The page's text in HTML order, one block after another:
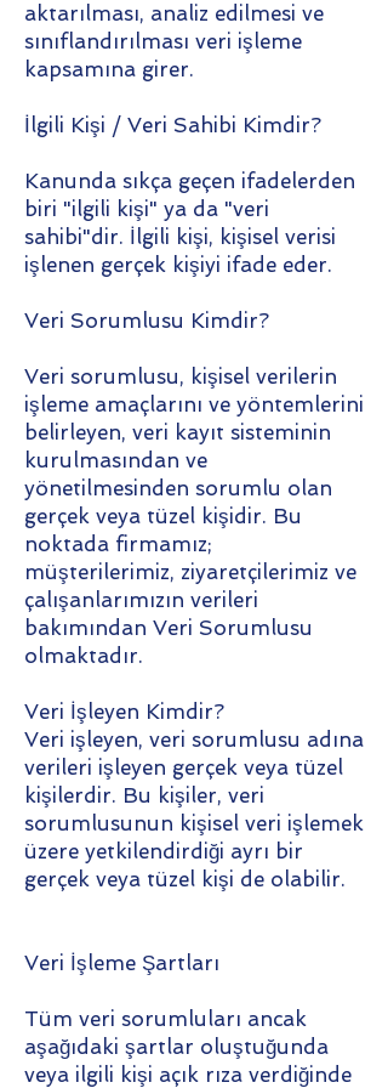
aktarılması, analiz edilmesi ve
sınıflandırılması veri işleme
kapsamına girer.
İlgili Kişi / Veri Sahibi Kimdir?
Kanunda sıkça geçen ifadelerden
biri "ilgili kişi" ya da "veri
sahibi"dir. İlgili kişi, kişisel verisi
işlenen gerçek kişiyi ifade eder.
Veri Sorumlusu Kimdir?
Veri sorumlusu, kişisel verilerin
işleme amaçlarını ve yöntemlerini
belirleyen, veri kayıt sisteminin
kurulmasından ve
yönetilmesinden sorumlu olan
gerçek veya tüzel kişidir. Bu
noktada firmamız;
müşterilerimiz, ziyaretçilerimiz ve
çalışanlarımızın verileri
bakımından Veri Sorumlusu
olmaktadır.
Veri İşleyen Kimdir?
Veri işleyen, veri sorumlusu adına
verileri işleyen gerçek veya tüzel
kişilerdir. Bu kişiler, veri
sorumlusunun kişisel veri işlemek
üzere yetkilendirdiği ayrı bir
gerçek veya tüzel kişi de olabilir.
Veri İşleme Şartları
Tüm veri sorumluları ancak
aşağıdaki şartlar oluştuğunda
veya ilgili kişi açık rıza verdiğinde